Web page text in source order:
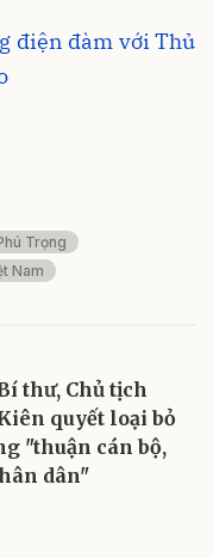
điện đàm với Thủ
Trọng
Nam
thư, Chủ tịch
quyết loại bỏ
"thuận cán bộ,
dân"